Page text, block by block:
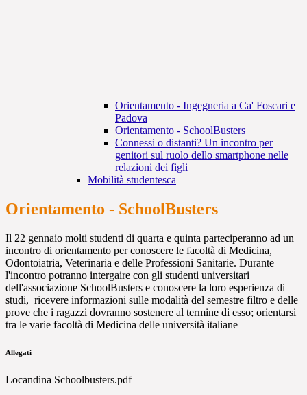
Orientamento - Ingegneria a Ca' Foscari e
Padova
Orientamento - SchoolBusters
Connessi o distanti? Un incontro per
genitori sul ruolo dello smartphone nelle
relazioni dei figli
Mobilità studentesca
Orientamento - SchoolBusters
Il 22 gennaio molti studenti di quarta e quinta parteciperanno ad un
incontro di orientamento per conoscere le facoltà di Medicina,
Odontoiatria, Veterinaria e delle Professioni Sanitarie. Durante
l'incontro potranno intergaire con gli studenti universitari
dell'associazione SchoolBusters e conoscere la loro esperienza di
studi, ricevere informazioni sulle modalità del semestre filtro e delle
prove che i ragazzi dovranno sostenere al termine di esso; orientarsi
tra le varie facoltà di Medicina delle università italiane
Allegati
Locandina Schoolbusters.pdf